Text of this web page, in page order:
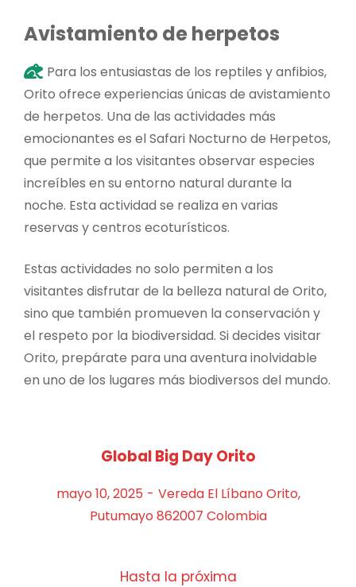
Avistamiento de herpetos
Para los entusiastas de los reptiles y anfibios,
Orito ofrece experiencias únicas de avistamiento
de herpetos. Una de las actividades más
emocionantes es el Safari Nocturno de Herpetos,
que permite a los visitantes observar especies
increíbles en su entorno natural durante la
noche. Esta actividad se realiza en varias
reservas y centros ecoturísticos.
Estas actividades no solo permiten a los
visitantes disfrutar de la belleza natural de Orito,
sino que también promueven la conservación y
el respeto por la biodiversidad. Si decides visitar
Orito, prepárate para una aventura inolvidable
en uno de los lugares más biodiversos del mundo.
Global Big Day Orito
mayo 10, 2025 - Vereda El Líbano Orito,
Putumayo 862007 Colombia
Hasta la próxima